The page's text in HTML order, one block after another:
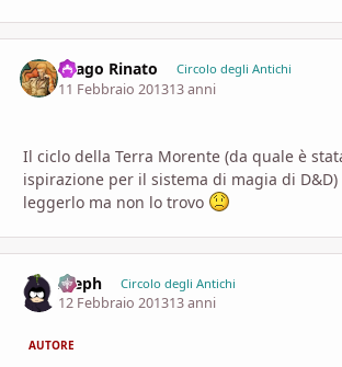
Drago Rinato Circolo degli Antichi
11 Febbraio 201313 anni
Il ciclo della Terra Morente (da quale è
ispirazione per il sistema di magia di
leggerlo ma non lo trovo
Aleph Circolo degli Antichi
12 Febbraio 201313 anni
AUTORE